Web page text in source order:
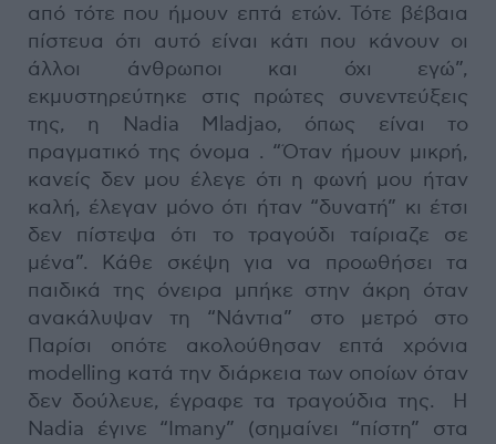
από τότε που ήμουν επτά ετών. Τότε βέβαια
πίστευα ότι αυτό είναι κάτι που κάνουν οι
άλλοι άνθρωποι και όχι εγώ”,
εκμυστηρεύτηκε στις πρώτες συνεντεύξεις
της, η Nadia Mladjao, όπως είναι το
πραγματικό της όνομα . “Όταν ήμουν μικρή,
κανείς δεν μου έλεγε ότι η φωνή μου ήταν
καλή, έλεγαν μόνο ότι ήταν “δυνατή” κι έτσι
δεν πίστεψα ότι το τραγούδι ταίριαζε σε
μένα”. Κάθε σκέψη για να προωθήσει τα
παιδικά της όνειρα μπήκε στην άκρη όταν
ανακάλυψαν τη “Νάντια” στο μετρό στο
Παρίσι οπότε ακολούθησαν επτά χρόνια
modelling κατά την διάρκεια των οποίων όταν
δεν δούλευε, έγραφε τα τραγούδια της. Η
Nadia έγινε “Ιmany” (σημαίνει “πίστη” στα